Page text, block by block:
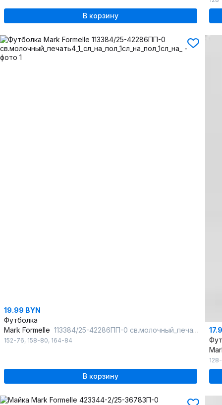
В корзину
19.99 BYN
Футболка
Mark Formelle 113384/25-42286ПП-0 св.молочный_печать4_1_сл_на_пол_1сл_на_пол_1сл_на_
152-76, 158-80, 164-84
В корзину